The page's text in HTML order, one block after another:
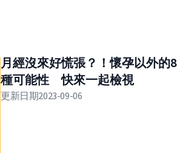
月經沒來好慌張？！懷孕以外的8
種可能性 快來一起檢視
更新日期2023-09-06